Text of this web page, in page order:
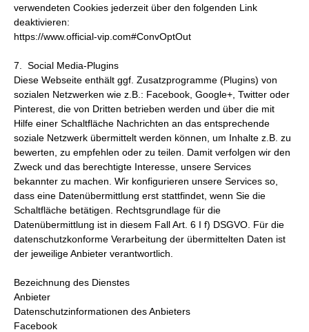
verwendeten Cookies jederzeit über den folgenden Link
deaktivieren:
https://www.official-vip.com#ConvOptOut
7. Social Media-Plugins
Diese Webseite enthält ggf. Zusatzprogramme (Plugins) von
sozialen Netzwerken wie z.B.: Facebook, Google+, Twitter oder
Pinterest, die von Dritten betrieben werden und über die mit
Hilfe einer Schaltfläche Nachrichten an das entsprechende
soziale Netzwerk übermittelt werden können, um Inhalte z.B. zu
bewerten, zu empfehlen oder zu teilen. Damit verfolgen wir den
Zweck und das berechtigte Interesse, unsere Services
bekannter zu machen. Wir konfigurieren unsere Services so,
dass eine Datenübermittlung erst stattfindet, wenn Sie die
Schaltfläche betätigen. Rechtsgrundlage für die
Datenübermittlung ist in diesem Fall Art. 6 I f) DSGVO. Für die
datenschutzkonforme Verarbeitung der übermittelten Daten ist
der jeweilige Anbieter verantwortlich.
Bezeichnung des Dienstes
Anbieter
Datenschutzinformationen des Anbieters
Facebook